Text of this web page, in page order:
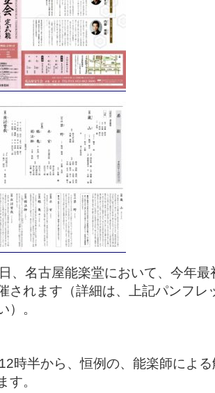
、名古屋能楽堂において、今年
されます（詳細は、上記パンフレ
）。
時半から、恒例の、能楽師によ
す。